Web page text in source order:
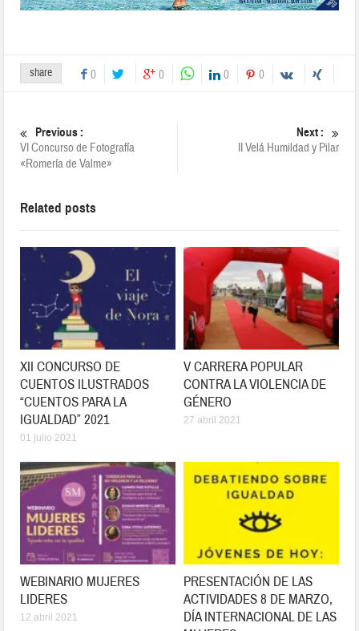
share 0 0 0 0
Previous :
VI Concurso de Fotografía
«Romería de Valme»
Next :
II Velá Humildad y Pilar
Related posts
XII CONCURSO DE
CUENTOS ILUSTRADOS
“CUENTOS PARA LA
IGUALDAD” 2021
01 julio 2021
V CARRERA POPULAR
CONTRA LA VIOLENCIA DE
GÉNERO
27 abril 2021
WEBINARIO MUJERES
LIDERES
12 abril 2021
PRESENTACIÓN DE LAS
ACTIVIDADES 8 DE MARZO,
DÍA INTERNACIONAL DE LAS